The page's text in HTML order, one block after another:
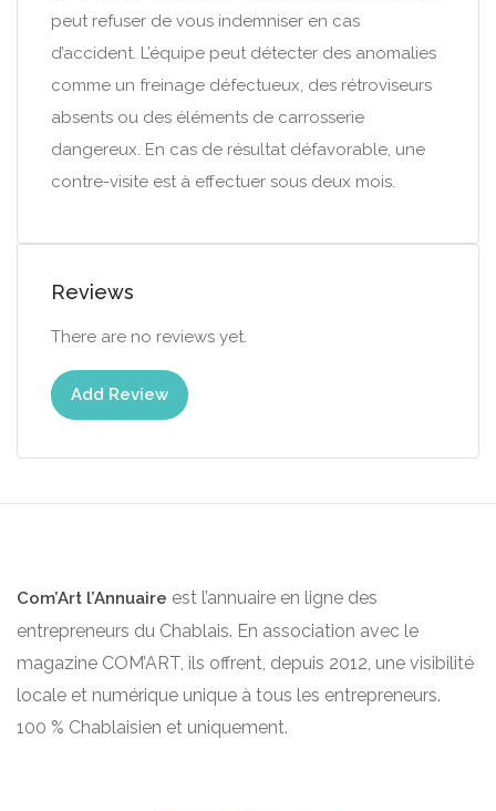
peut refuser de vous indemniser en cas
d’accident. L’équipe peut détecter des anomalies
comme un freinage défectueux, des rétroviseurs
absents ou des éléments de carrosserie
dangereux. En cas de résultat défavorable, une
contre-visite est à effectuer sous deux mois.
Reviews
There are no reviews yet.
Add Review
Com’Art l’Annuaire est l’annuaire en ligne des
entrepreneurs du Chablais. En association avec le
magazine COM’ART, ils offrent, depuis 2012, une visibilité
locale et numérique unique à tous les entrepreneurs.
100 % Chablaisien et uniquement.